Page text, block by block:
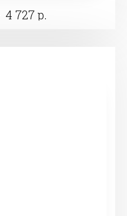
4 727 р.